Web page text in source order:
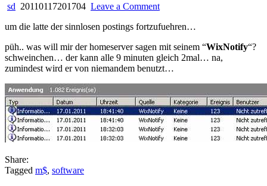
sd 20110117201704 Leave a Commenton
home
schweinkram
um die latte der sinnlosen postings fortzufuehren…
püh.. was will mir der homeserver sagen mit seinem “WixNotify“?
schweinchen… der kann alle 9 minuten gleich 2mal… na,
zumindest wird er von niemandem benutzt…
Share:
Tagged m$, software